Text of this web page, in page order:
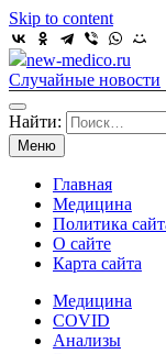
Skip to content
new-medico.ru
Случайные новости
Найти:
Меню
Главная
Медицина
Политика
О сайте
Карта сайта
Медицина
COVID
Анализы